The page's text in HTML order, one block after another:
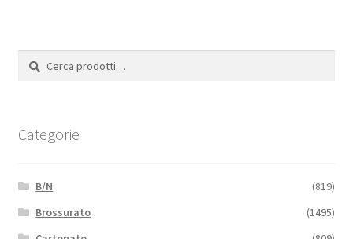
Cerca:
Cerca
Categorie
B/N
(819)
Brossurato
(1495)